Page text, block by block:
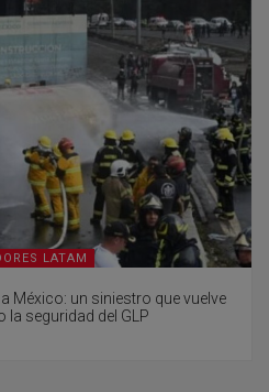
LATAM
México: un siniestro que vuelve
la seguridad del GLP